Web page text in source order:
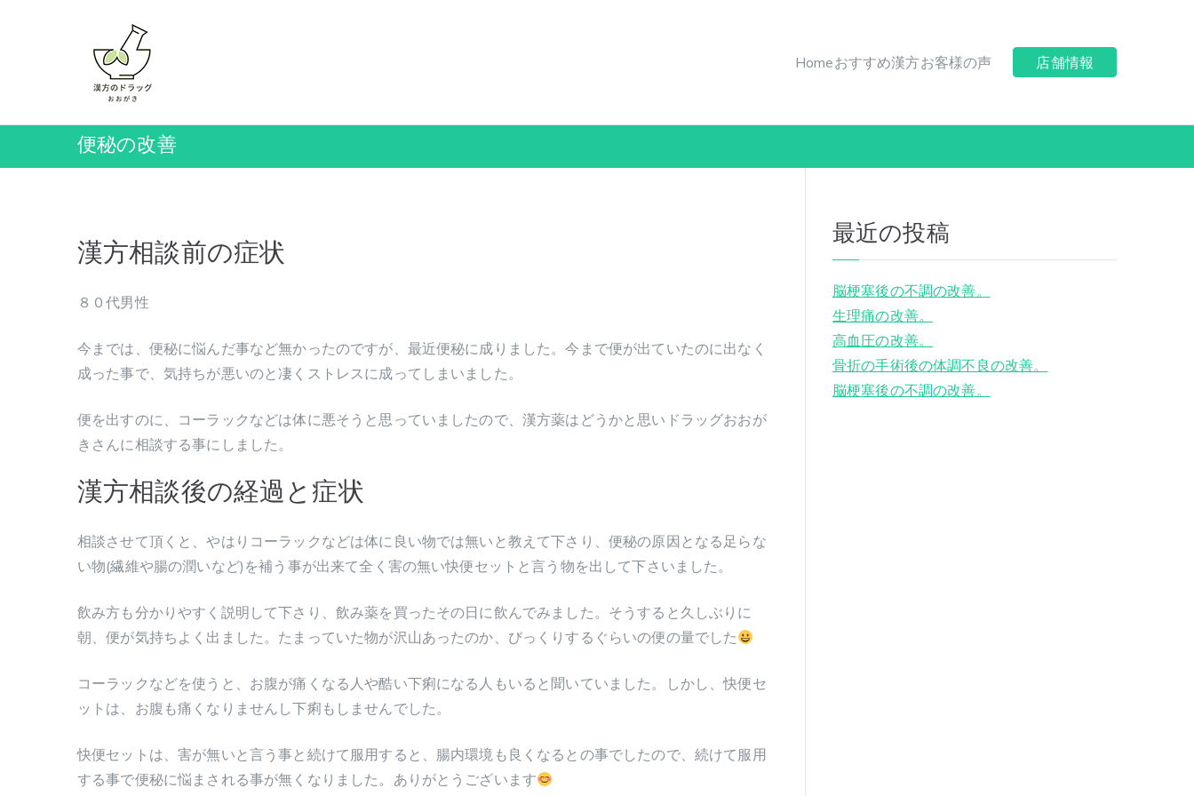
Homeおすすめ漢方お客様の声 店舗情報
便秘の改善
漢方相談前の症状
８０代男性
今までは、便秘に悩んだ事など無かったのですが、最近便秘に成りました。今まで便が出ていたのに出なく
成った事で、気持ちが悪いのと凄くストレスに成ってしまいました。
便を出すのに、コーラックなどは体に悪そうと思っていましたので、漢方薬はどうかと思いドラッグおおが
きさんに相談する事にしました。
漢方相談後の経過と症状
相談させて頂くと、やはりコーラックなどは体に良い物では無いと教えて下さり、便秘の原因となる足らな
い物(繊維や腸の潤いなど)を補う事が出来て全く害の無い快便セットと言う物を出して下さいました。
飲み方も分かりやすく説明して下さり、飲み薬を買ったその日に飲んでみました。そうすると久しぶりに
朝、便が気持ちよく出ました。たまっていた物が沢山あったのか、びっくりするぐらいの便の量でした
コーラックなどを使うと、お腹が痛くなる人や酷い下痢になる人もいると聞いていました。しかし、快便セ
ットは、お腹も痛くなりませんし下痢もしませんでした。
快便セットは、害が無いと言う事と続けて服用すると、腸内環境も良くなるとの事でしたので、続けて服用
する事で便秘に悩まされる事が無くなりました。ありがとうございます
最近の投稿
脳梗塞後の不調の改善。
生理痛の改善。
高血圧の改善。
骨折の手術後の体調不良の改善。
脳梗塞後の不調の改善。